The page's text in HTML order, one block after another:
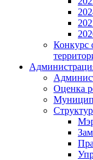
Конкурс
Оценка